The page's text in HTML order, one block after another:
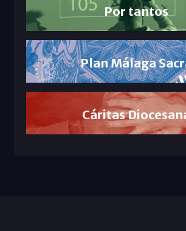
Por tantos
Plan Málaga
Cáritas